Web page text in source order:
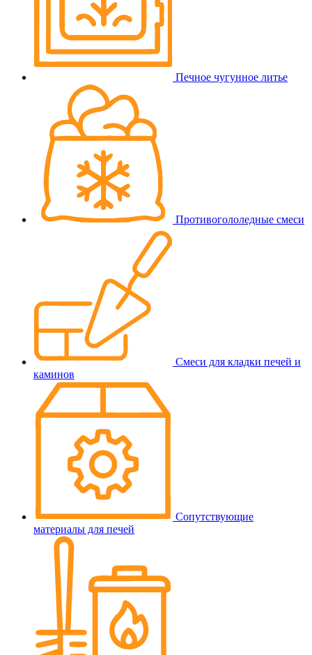
Печное чугунное литье
Противогололедные смеси
Смеси для кладки печей и
каминов
Сопутствующие
материалы для печей